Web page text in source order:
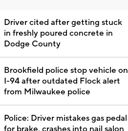
Driver cited after getting stuck
in freshly poured concrete in
Dodge County
Brookfield police stop vehicle on
I-94 after outdated Flock alert
from Milwaukee police
Police: Driver mistakes gas pedal